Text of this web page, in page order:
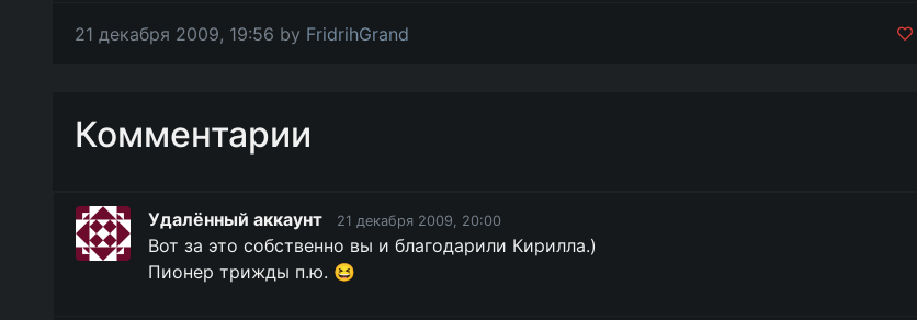
21 декабря 2009, 19:56 by FridrihGrand
Комментарии
Удалённый аккаунт 21 декабря 2009, 20:00
Вот за это собственно вы и благодарили Кирилла.)
Пионер трижды п.ю. 😆